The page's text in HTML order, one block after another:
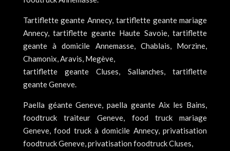
Tartiflette geante Annecy, tartiflette geante mariage
Annecy, tartiflette geante Haute Savoie, tartiflette
geante à domicile Annemasse, Chablais, Morzine,
Chamonix, Aravis, Megève,
tartiflette geante Cluses, Sallanches, tartiflette
geante Geneve.
Paella géante Geneve, paella geante Aix les Bains,
foodtruck traiteur Geneve, food truck mariage
Geneve, food truck à domicile Annecy, privatisation
foodtruck Geneve, privatisation foodtruck Cluses,